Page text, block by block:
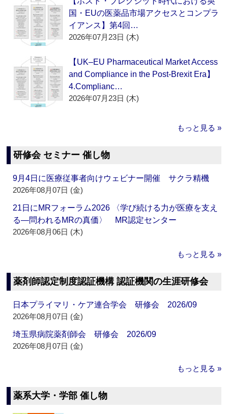
国・EUの医薬品市場アクセスとコンプラ
イアンス】第4回…
2026年07月23日 (木)
【UK–EU Pharmaceutical Market Access
and Compliance in the Post-Brexit Era】
4.Complianc…
2026年07月23日 (木)
もっと見る »
研修会 セミナー 催し物
9月4日に医療従事者向けウェビナー開催 サクラ精機
2026年08月07日 (金)
21日にMRフォーラム2026 〈学び続ける力が医療を支え
る―問われるMRの真価〉 MR認定センター
2026年08月06日 (木)
もっと見る »
薬剤師認定制度認証機構 認証機関の生涯研修会
日本プライマリ・ケア連合学会 研修会 2026/09
2026年08月07日 (金)
埼玉県病院薬剤師会 研修会 2026/09
2026年08月07日 (金)
もっと見る »
薬系大学・学部 催し物